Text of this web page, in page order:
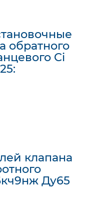
обратного
Ci
клапана
Ду65